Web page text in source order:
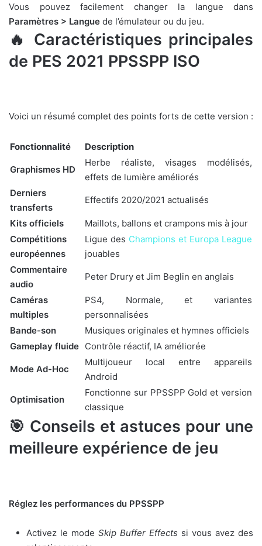
Vous pouvez facilement changer la langue dans
Paramètres > Langue de l’émulateur ou du jeu.
🔥 Caractéristiques principales
de PES 2021 PPSSPP ISO
Voici un résumé complet des points forts de cette version :
Fonctionnalité Description
Graphismes HD
Herbe réaliste, visages modélisés,
effets de lumière améliorés
Derniers
transferts
Effectifs 2020/2021 actualisés
Kits officiels
Maillots, ballons et crampons mis à jour
Compétitions
européennes
Ligue des Champions et Europa League
jouables
Commentaire
audio
Peter Drury et Jim Beglin en anglais
Caméras
multiples
PS4, Normale, et variantes
personnalisées
Bande-son
Musiques originales et hymnes officiels
Gameplay fluide Contrôle réactif, IA améliorée
Mode Ad-Hoc
Multijoueur local entre appareils
Android
Optimisation
Fonctionne sur PPSSPP Gold et version
classique
🎯 Conseils et astuces pour une
meilleure expérience de jeu
Réglez les performances du PPSSPP
Activez le mode Skip Buffer Effects si vous avez des